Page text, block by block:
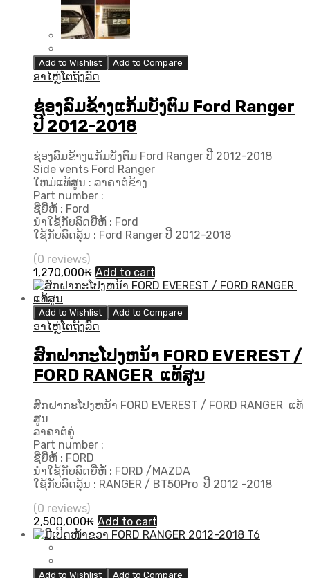
Add to Wishlist Add to Compare
ອາໄຫຼ່ໂຕຖັງລົດ
ຊ່ອງລົມຂ້າງແກ້ມບັງຕົມ Ford Ranger
ປີ 2012-2018
ຊ່ອງລົມຂ້າງແກ້ມບັງຕົມ Ford Ranger ປີ 2012-2018
Side vents Ford Ranger
ໃຫມ່ແທ້ສູນ : ລາຄາຕໍ່ຂ້າງ
Part number :
ຊື່ຍີ່ຫໍ້ : Ford
ນຳໃຊ້ກັບລົດຍີ່ຫໍ້ : Ford
ໃຊ້ກັບລົດລຸ້ນ : Ford Ranger ປີ 2012-2018
(0 reviews)
1,270,000₭ Add to cart
Add to Wishlist Add to Compare
ອາໄຫຼ່ໂຕຖັງລົດ
ສົກຝາກະໂປງຫນ້າ FORD EVEREST /
FORD RANGER ແທ້ສູນ
ສົກຝາກະໂປງຫນ້າ FORD EVEREST / FORD RANGER ແທ້
ສູນ
ລາຄາຕໍ່ຄູ່
Part number :
ຊື່ຍີ່ຫໍ້ : FORD
ນຳໃຊ້ກັບລົດຍີ່ຫໍ້ : FORD /MAZDA
ໃຊ້ກັບລົດລຸ້ນ : RANGER / BT50Pro ປີ 2012 -2018
(0 reviews)
2,500,000₭ Add to cart
Add to Wishlist Add to Compare